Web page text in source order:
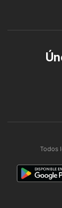
Todos